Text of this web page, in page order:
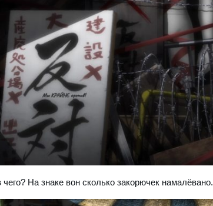
чего? На знаке вон сколько закорючек намалёвано.